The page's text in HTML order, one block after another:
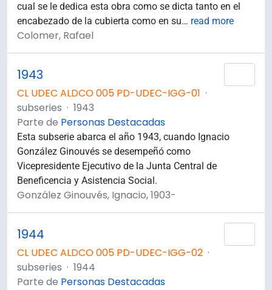
cual se le dedica esta obra como se dicta tanto en el
encabezado de la cubierta como en su… read more
Colomer, Rafael
1943
CL UDEC ALDCO 005 PD-UDEC-IGG-01 ·
subseries · 1943
Parte de Personas Destacadas
Esta subserie abarca el año 1943, cuando Ignacio
González Ginouvés se desempeñó como
Vicepresidente Ejecutivo de la Junta Central de
Beneficencia y Asistencia Social.
González Ginouvés, Ignacio, 1903-
1944
CL UDEC ALDCO 005 PD-UDEC-IGG-02 ·
subseries · 1944
Parte de Personas Destacadas